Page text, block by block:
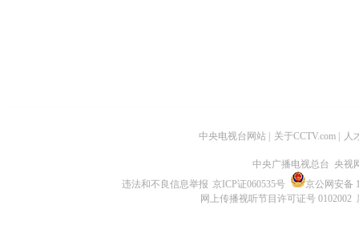
中央电视台网站 关于CCTV.com 人
中央广播电视总台 央视
违法和不良信息举报 京ICP证060535号
京公网安备
网上传播视听节目许可证号 0102002